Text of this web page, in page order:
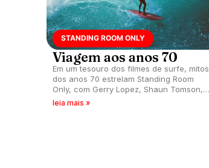
STANDING ROOM ONLY
Viagem aos anos 70
Em um tesouro dos filmes de surfe, mitos
dos anos 70 estrelam Standing Room
Only, com Gerry Lopez, Shaun Tomson,
Mark Richards e outros monstros
leia mais »